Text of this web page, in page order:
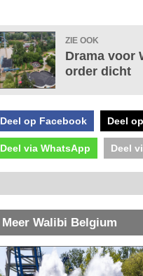
ZIE OOK
Drama voor
order dicht
Deel op Facebook Deel
Deel via WhatsApp Deel
Meer Walibi Belgium